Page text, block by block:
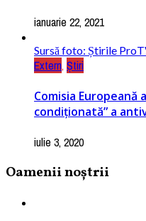
ianuarie 22, 2021
Sursă foto: Știrile
Extern, Știri
Comisia
condiţionată” a
iulie 3, 2020
Oamenii noștrii